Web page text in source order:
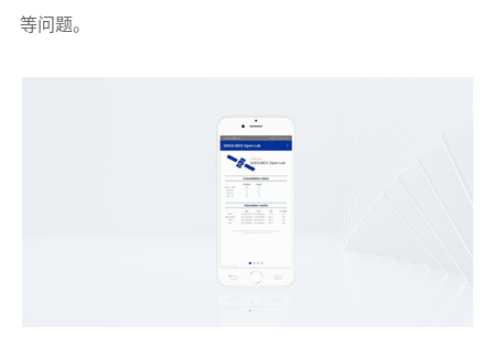
等问题。